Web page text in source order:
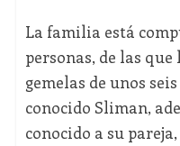
La familia está
personas, de las que
gemelas de unos
conocido Sliman,
conocido a su